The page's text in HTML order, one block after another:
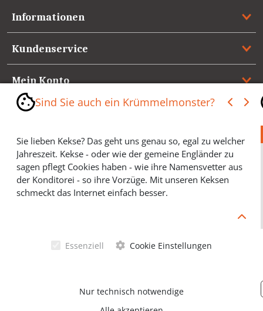
Informationen
Kundenservice
Mein Konto
Referenzen
Medienspiegel & Presseinformationen
*** Vertrag widerrufen ***
Sind Sie auch ein Krümmelmonster?
Sie lieben Kekse? Das geht uns genau so, egal zu welcher
Jahreszeit. Kekse - oder wie der gemeine Engländer zu
sagen pflegt Cookies haben - wie ihre Namensvetter aus
der Konditorei - so ihre Vorzüge. Mit unseren Keksen
schmeckt das Internet einfach besser.
Cookies helfen Ihnen, Ihre gewünschten Artikel schneller
Werbung sparen und selbstverständlich anonyme
Statistiken erstellen (#Ehrensache). Deshalb schmecken
Essenziell Cookie Einstellungen
Nur technisch notwendige